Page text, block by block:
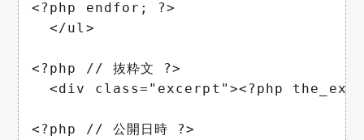
<?php endfor; ?>
  </ul>
<?php // 抜粋文 ?>
<div class="excerpt"><?php
<?php // 公開日時 ?>